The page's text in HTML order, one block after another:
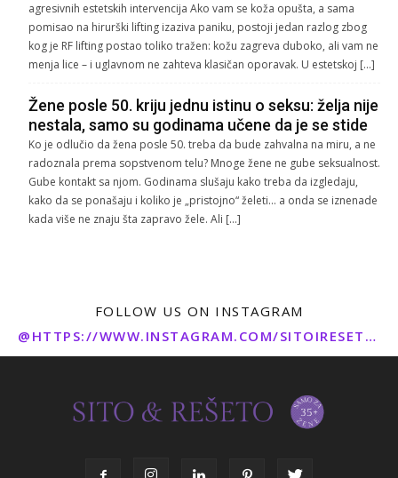
agresivnih estetskih intervencija Ako vam se koža opušta, a sama
pomisao na hirurški lifting izaziva paniku, postoji jedan razlog zbog
kog je RF lifting postao toliko tražen: kožu zagreva duboko, ali vam ne
menja lice – i uglavnom ne zahteva klasičan oporavak. U estetskoj […]
Žene posle 50. kriju jednu istinu o seksu: želja nije
nestala, samo su godinama učene da je se stide
Ko je odlučio da žena posle 50. treba da bude zahvalna na miru, a ne
radoznala prema sopstvenom telu? Mnoge žene ne gube seksualnost.
Gube kontakt sa njom. Godinama slušaju kako treba da izgledaju,
kako da se ponašaju i koliko je „pristojno“ želeti… a onda se iznenade
kada više ne znaju šta zapravo žele. Ali […]
FOLLOW US ON INSTAGRAM
@HTTPS://WWW.INSTAGRAM.COM/SITOIRESETO/